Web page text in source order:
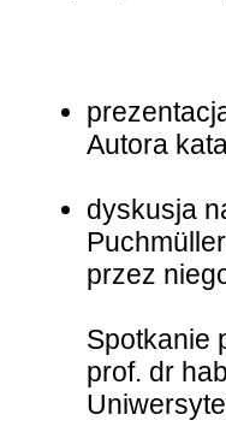
Autora
dyskusja
przez
Spotkanie
prof. dr